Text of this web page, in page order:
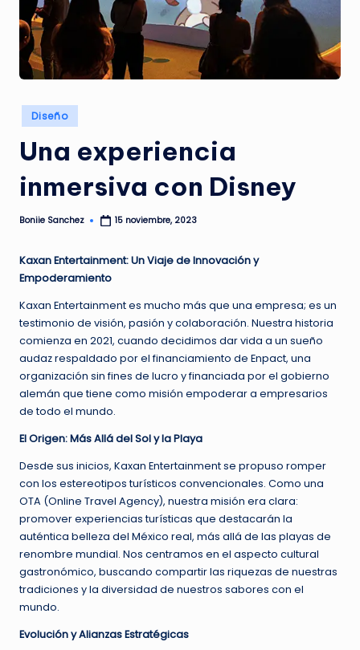
A
Z
I
N
E
Publicado
en
Diseño
Una experiencia
inmersiva con Disney
Publicado
Boniie Sanchez 15 noviembre, 2023
Kaxan Entertainment: Un Viaje de Innovación y
Empoderamiento
Kaxan Entertainment es mucho más que una empresa; es un
testimonio de visión, pasión y colaboración. Nuestra historia
comienza en 2021, cuando decidimos dar vida a un sueño
audaz respaldado por el financiamiento de Enpact, una
organización sin fines de lucro y financiada por el gobierno
alemán que tiene como misión empoderar a empresarios
de todo el mundo.
El Origen: Más Allá del Sol y la Playa
Desde sus inicios, Kaxan Entertainment se propuso romper
con los estereotipos turísticos convencionales. Como una
OTA (Online Travel Agency), nuestra misión era clara:
promover experiencias turísticas que destacarán la
auténtica belleza del México real, más allá de las playas de
renombre mundial. Nos centramos en el aspecto cultural
gastronómico, buscando compartir las riquezas de nuestras
tradiciones y la diversidad de nuestros sabores con el
mundo.
Evolución y Alianzas Estratégicas